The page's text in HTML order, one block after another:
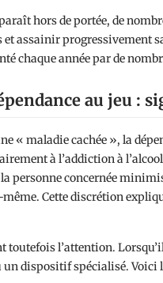
hors de portée, de
et assainir progressivement
chaque année par de
au jeu :
« maladie cachée », la
à l’addiction à
personne concernée
même. Cette discrétion
toutefois l’attention.
un dispositif spécialisé.